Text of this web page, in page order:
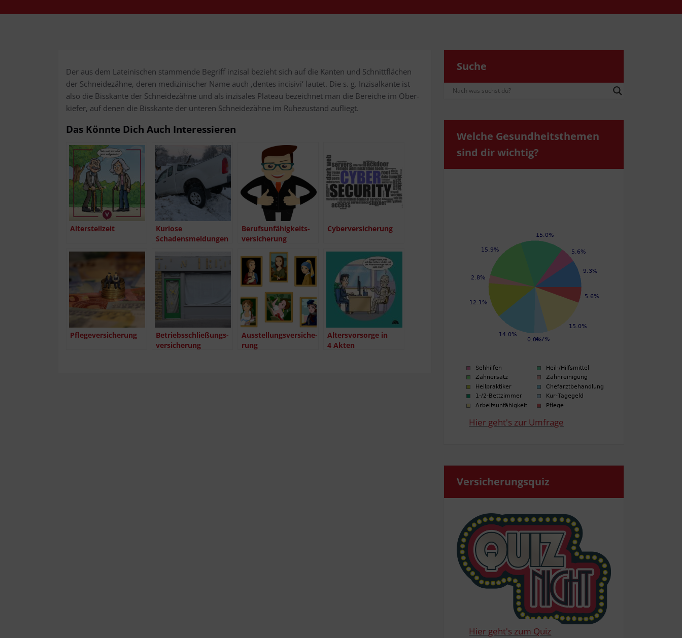
Der aus dem Latei­ni­schen stam­men­de Begriff inzi­sal bezieht sich auf die Kan­ten und Schnitt­flä­chen
der Schnei­de­zäh­ne, deren medi­zi­ni­scher Name auch ‚den­tes incisi­vi‘ lau­tet. Die s. g. Inzi­sal­kan­te ist
also die Biss­kan­te der Schnei­de­zäh­ne und als inzi­sa­les Pla­teau bezeich­net man die Berei­che im Ober­
kie­fer, auf denen die Biss­kan­te der unte­ren Schnei­de­zäh­ne im Ruhe­zu­stand aufliegt.
Das Könn­te Dich Auch Interessieren
Alters­teil­zeit
Kurio­se
Schadensmeldungen
Berufs­un­fä­hig­keits­
ver­si­che­rung
Cyber­ver­si­che­rung
Pfle­ge­ver­si­che­rung
Betriebs­schlie­ßungs­
ver­si­che­rung
Aus­stel­lungs­ver­si­che­
rung
Alters­vor­sor­ge in
4 Akten
Suche
Wel­che Gesund­heits­the­men
sind dir wichtig?
Hier geht's zur Umfrage
Ver­si­che­rungs­quiz
Hier geht's zum Quiz